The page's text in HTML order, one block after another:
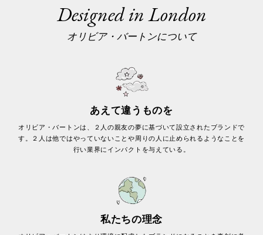
Designed in London
オリビア・バートンについて
あえて違うものを
オリビア・バートンは、２人の親友の夢に基づいて設立されたブランドで
す。２人は他ではやっていないことや周りの人に止められるようなことを
行い業界にインパクトを与えている。
私たちの理念